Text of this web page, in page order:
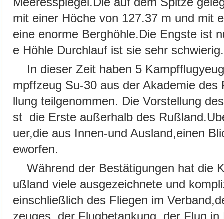
mit einer Höche von 127.37 m und mit
eine enorme Berghöhle.Die Engste ist
e Höhle Durchlauf ist sie sehr schwierig.
In dieser Zeit haben 5
mpffzeug Su-30 aus der Akademie des
llung teilgenommen. Die Vorstellung
st die Erste außerhalb des
uer,die aus Innen-und Ausland,einen
eworfen.
Während der Bestätigungen hat die
ußland viele ausgezeichnete und
einschließlich des Fliegen im
zeuges, der Flugbetankung, der Flug